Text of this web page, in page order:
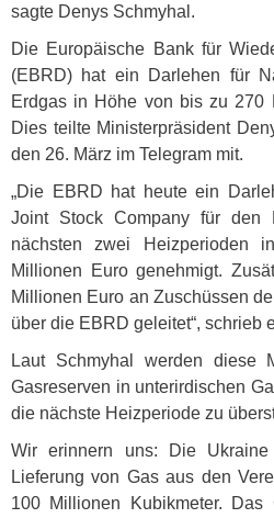
sagte Denys Schmyhal.
Die Europäische Bank für
(EBRD) hat ein Darlehen für
Erdgas in Höhe von bis zu 270
Dies teilte Ministerpräsident
den 26. März im Telegram mit.
„Die EBRD hat heute ein
Joint Stock Company für
nächsten zwei
Millionen Euro genehmigt.
Millionen Euro an Zuschüssen
über die EBRD geleitet“, schrieb
Laut Schmyhal werden diese
Gasreserven in unterirdischen
die nächste Heizperiode zu
Wir erinnern uns: Die
Lieferung von Gas aus den
100 Millionen Kubikmeter.